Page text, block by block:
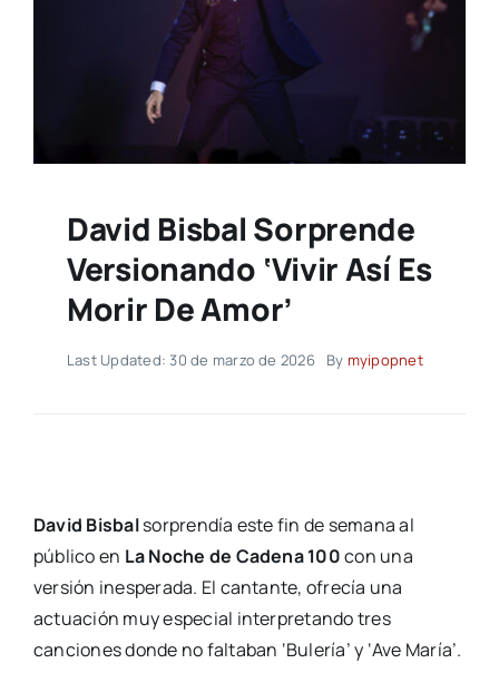
David Bisbal Sorprende
Versionando ‘Vivir Así Es
Morir De Amor’
Last Updated: 30 de marzo de 2026 By myipopnet
David Bisbalsorprendía este fin de semana al
público en La Noche de Cadena 100con una
versión inesperada. El cantante, ofrecía una
actuación muy especial interpretando tres
canciones donde no faltaban ‘Bulería’ y ‘Ave María’.